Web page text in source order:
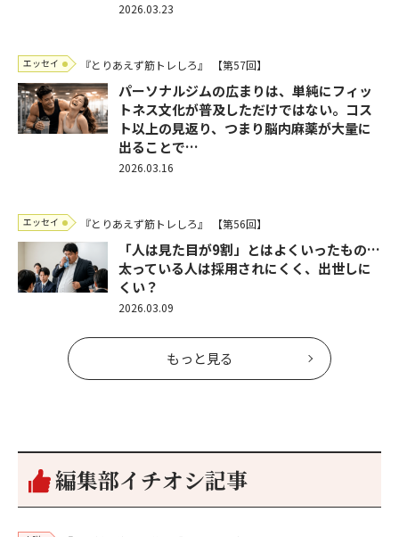
2026.03.23
エッセイ 『とりあえず筋トレしろ』 【第57回】
パーソナルジムの広まりは、単純にフィッ
トネス文化が普及しただけではない。コス
ト以上の見返り、つまり脳内麻薬が大量に
出ることで…
2026.03.16
エッセイ 『とりあえず筋トレしろ』 【第56回】
「人は見た目が9割」とはよくいったもの…
太っている人は採用されにくく、出世しに
くい？
2026.03.09
もっと見る
編集部イチオシ記事